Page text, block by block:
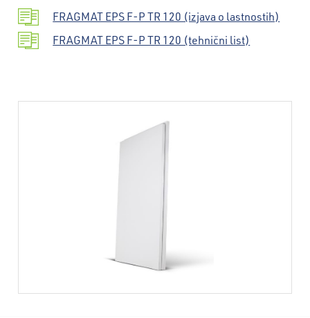
FRAGMAT EPS F-P TR 120 (izjava o lastnostih)
FRAGMAT EPS F-P TR 120 (tehnični list)